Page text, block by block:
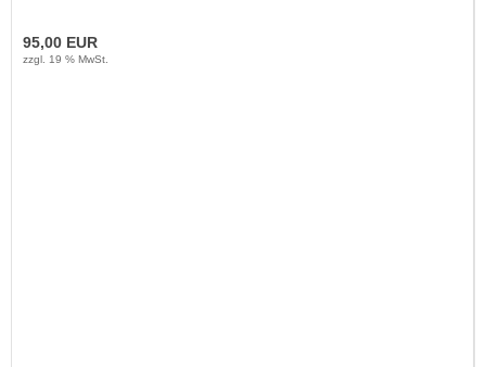
95,00 EUR
zzgl. 19 % MwSt.